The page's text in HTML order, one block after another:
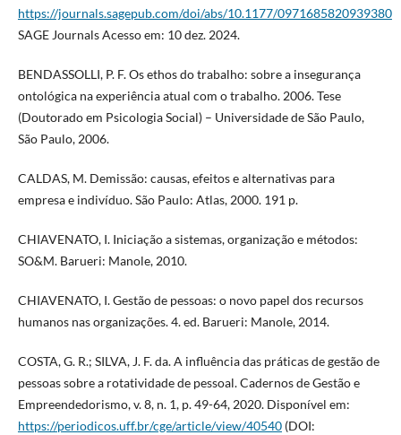
https://journals.sagepub.com/doi/abs/10.1177/0971685820939380
SAGE Journals Acesso em: 10 dez. 2024.
BENDASSOLLI, P. F. Os ethos do trabalho: sobre a insegurança
ontológica na experiência atual com o trabalho. 2006. Tese
(Doutorado em Psicologia Social) – Universidade de São Paulo,
São Paulo, 2006.
CALDAS, M. Demissão: causas, efeitos e alternativas para
empresa e indivíduo. São Paulo: Atlas, 2000. 191 p.
CHIAVENATO, I. Iniciação a sistemas, organização e métodos:
SO&M. Barueri: Manole, 2010.
CHIAVENATO, I. Gestão de pessoas: o novo papel dos recursos
humanos nas organizações. 4. ed. Barueri: Manole, 2014.
COSTA, G. R.; SILVA, J. F. da. A influência das práticas de gestão de
pessoas sobre a rotatividade de pessoal. Cadernos de Gestão e
Empreendedorismo, v. 8, n. 1, p. 49-64, 2020. Disponível em:
https://periodicos.uff.br/cge/article/view/40540(DOI: